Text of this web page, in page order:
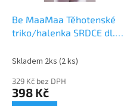
Be MaaMaa Těhotenské
triko/halenka SRDCE dl.
Skladem 2ks (2 ks)
329 Kč bez DPH
398 Kč